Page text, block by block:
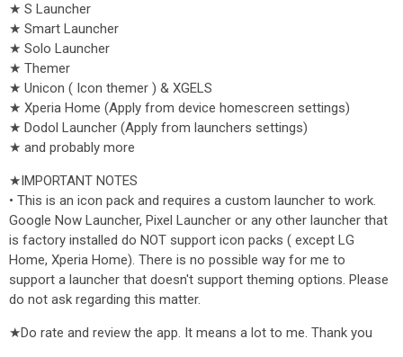
★ S Launcher
★ Smart Launcher
★ Solo Launcher
★ Themer
★ Unicon ( Icon themer ) & XGELS
★ Xperia Home (Apply from device homescreen settings)
★ Dodol Launcher (Apply from launchers settings)
★ and probably more
★IMPORTANT NOTES
• This is an icon pack and requires a custom launcher to work.
Google Now Launcher, Pixel Launcher or any other launcher that
is factory installed do NOT support icon packs ( except LG
Home, Xperia Home). There is no possible way for me to
support a launcher that doesn't support theming options. Please
do not ask regarding this matter.
★Do rate and review the app. It means a lot to me. Thank you